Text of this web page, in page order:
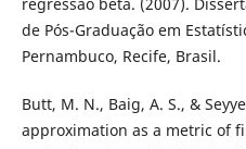
de Pós-Graduação em
Pernambuco, Recife, Brasil.
Butt, M. N., Baig, A. S., &
approximation as a metric of